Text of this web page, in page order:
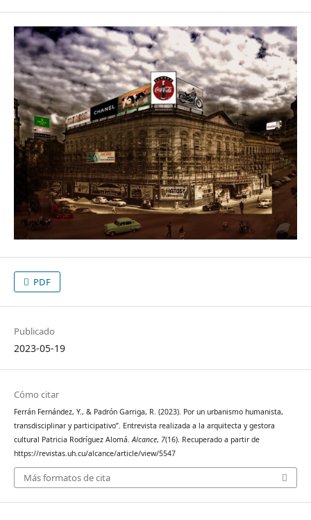
PDF
Publicado
2023-05-19
Cómo citar
Ferrán Fernández, Y., & Padrón Garriga, R. (2023). Por un urbanismo humanista,
transdisciplinar y participativo”. Entrevista realizada a la arquitecta y gestora
cultural Patricia Rodríguez Alomá. Alcance, 7(16). Recuperado a partir de
https://revistas.uh.cu/alcance/article/view/5547
Más formatos de cita